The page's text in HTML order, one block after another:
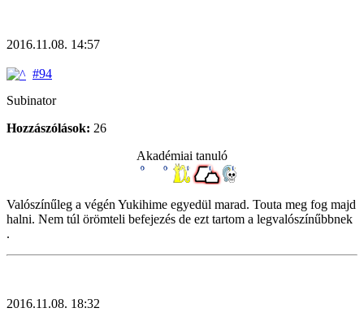
2016.11.08. 14:57
#94
Subinator
Hozzászólások: 26
Akadémiai tanuló
Valószínűleg a végén Yukihime egyedül marad. Touta meg fog majd
halni. Nem túl örömteli befejezés de ezt tartom a legvalószínűbbnek
.
2016.11.08. 18:32